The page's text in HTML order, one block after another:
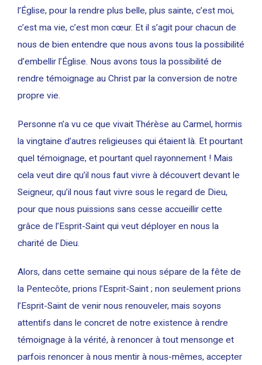
l’Église, pour la rendre plus belle, plus sainte, c’est moi,
c’est ma vie, c’est mon cœur. Et il s’agit pour chacun de
nous de bien entendre que nous avons tous la possibilité
d’embellir l’Église. Nous avons tous la possibilité de
rendre témoignage au Christ par la conversion de notre
propre vie.
Personne n’a vu ce que vivait Thérèse au Carmel, hormis
la vingtaine d’autres religieuses qui étaient là. Et pourtant
quel témoignage, et pourtant quel rayonnement ! Mais
cela veut dire qu’il nous faut vivre à découvert devant le
Seigneur, qu’il nous faut vivre sous le regard de Dieu,
pour que nous puissions sans cesse accueillir cette
grâce de l’Esprit-Saint qui veut déployer en nous la
charité de Dieu.
Alors, dans cette semaine qui nous sépare de la fête de
la Pentecôte, prions l’Esprit-Saint ; non seulement prions
l’Esprit-Saint de venir nous renouveler, mais soyons
attentifs dans le concret de notre existence à rendre
témoignage à la vérité, à renoncer à tout mensonge et
parfois renoncer à nous mentir à nous-mêmes, accepter